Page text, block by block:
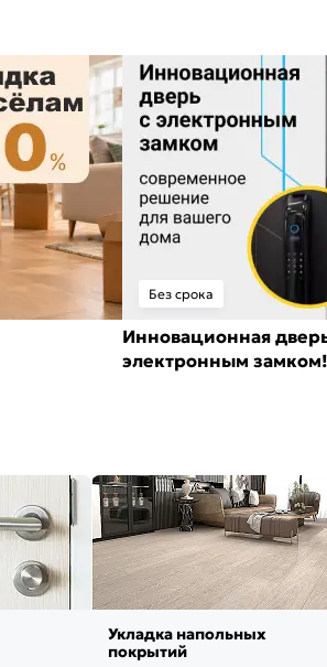
Без срока
Инновационная
электронным замком!
Укладка напольных
покрытий